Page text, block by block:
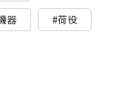
器 #荷役